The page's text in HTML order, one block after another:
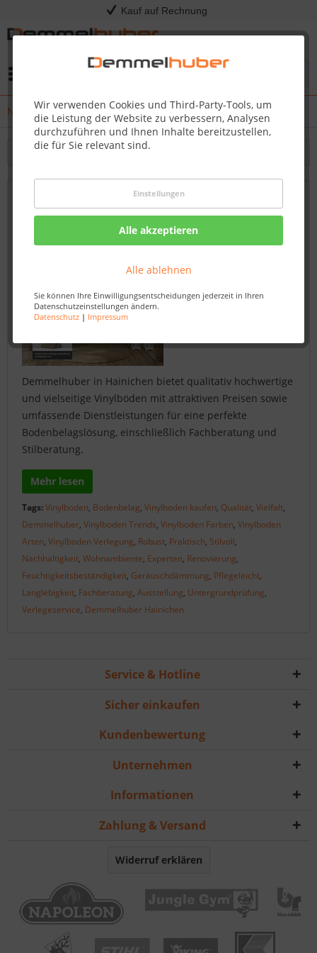
Kauf auf Rechnung
Wir verwenden Cookies und Third-Party-Tools, um
die Leistung der Website zu verbessern, Analysen
durchzuführen und Ihnen Inhalte bereitzustellen,
die für Sie relevant sind.
Einstellungen
Alle akzeptieren
Alle ablehnen
Sie können Ihre Einwilligungsentscheidungen jederzeit in Ihren
Datenschutzeinstellungen ändern.
Datenschutz| Impressum
News
Filtern
Vinylboden kaufen zu attraktiven Preisen
bei Demmelhuber in Hainichen – Robust,
praktisch und stilvoll
Demmelhuber in Hainichen bietet qualitativ hochwertige
und vielseitige Vinylböden mit attraktiven Preisen sowie
umfassende Dienstleistungen für eine perfekte
Bodenbelagslösung, einschließlich Fachberatung und
Stilberatung.
Mehr lesen
Tags:Vinylboden, Bodenbelag, Vinylboden kaufen, Qualität, Vielfalt,
Demmelhuber, Vinylboden Trends, Vinylboden Farben, Vinylboden
Arten, Vinylboden Verlegung, Robust, Praktisch, Stilvoll,
Nachhaltigkeit, Wohnambiente, Experten, Renovierung,
Feuchtigkeitsbeständigkeit, Geräuschdämmung, Pflegeleicht,
Langlebigkeit, Fachberatung, Ausstellung, Untergrundprüfung,
Verlegeservice, Demmelhuber Hainichen
Service & Hotline
Sicher einkaufen
Kundenbewertung
Unternehmen
Informationen
Zahlung & Versand
Widerruf erklären